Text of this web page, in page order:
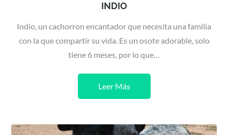
INDIO
Indio, un cachorron encantador que necesita una familia
con la que compartir su vida. Es un osote adorable, solo
tiene 6 meses, por lo que…
Leer Más